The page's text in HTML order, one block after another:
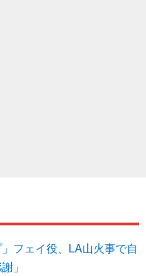
フェイ役、LA山火事で自
」